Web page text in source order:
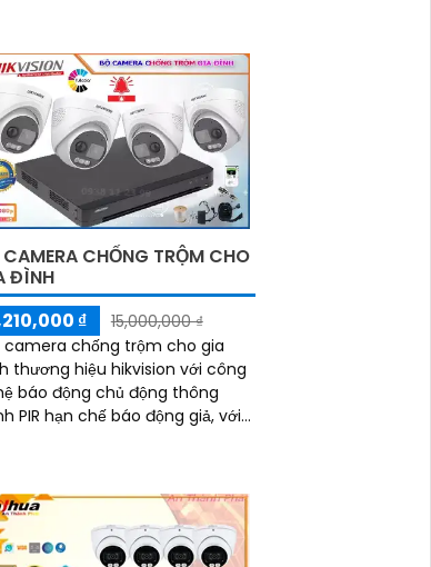
HD CVI ổn định
CAMERA CHỐNG TRỘM CHO
ĐÌNH
₫
15,000,000 ₫
camera chống trộm cho gia
thương hiệu hikvision với công
báo động chủ động thông
PIR hạn chế báo động giả, với